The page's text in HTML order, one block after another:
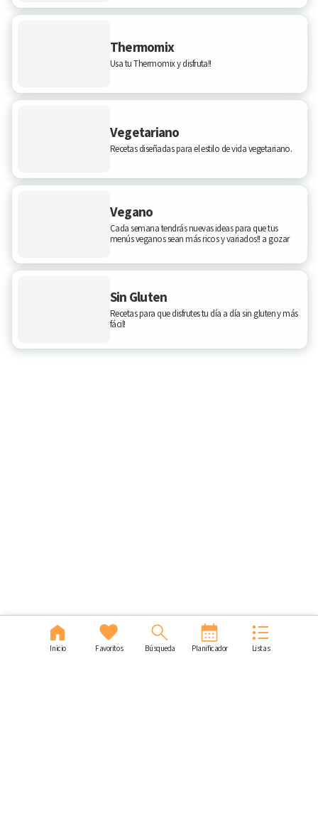
Thermomix
Usa tu Thermomix y disfruta!!
Vegetariano
Recetas diseñadas para el estilo de vida vegetariano.
Vegano
Cada semana tendrás nuevas ideas para que tus
menús veganos sean más ricos y variados!! a gozar
Sin Gluten
Recetas para que disfrutes tu día a día sin gluten y más
fácil!
Inicio Favoritos Búsqueda Planificador Listas